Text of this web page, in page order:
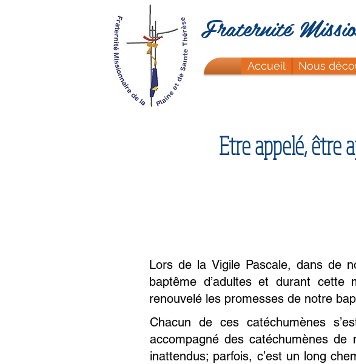
Fraternité
Accueil Nous
Etre appelé, être
Lors de la Vigile Pascale, dans de
baptême d’adultes et durant cette
renouvelé les promesses de notre
Chacun de ces catéchumènes
accompagné des catéchumènes
inattendus; parfois, c’est un long